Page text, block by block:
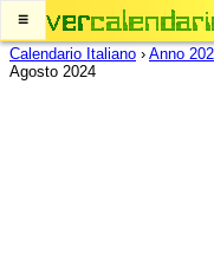
≡
Calendario Italiano › Anno
Agosto 2024